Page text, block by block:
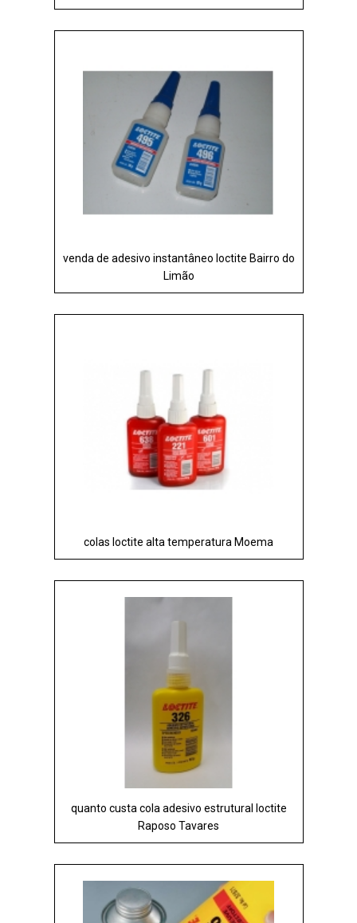
venda de adesivo instantâneo loctite Bairro do
Limão
colas loctite alta temperatura Moema
quanto custa cola adesivo estrutural loctite
Raposo Tavares